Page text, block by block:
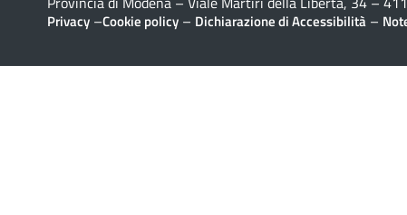
Privacy –Cookie policy – Dichiarazione di Accessibilità –